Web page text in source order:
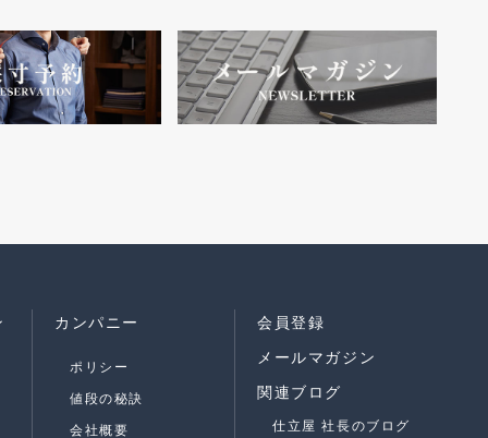
カンパニー
ポリシー
値段の秘訣
会社概要
会員登録
メールマガジン
関連ブログ
仕立屋 社長のブログ